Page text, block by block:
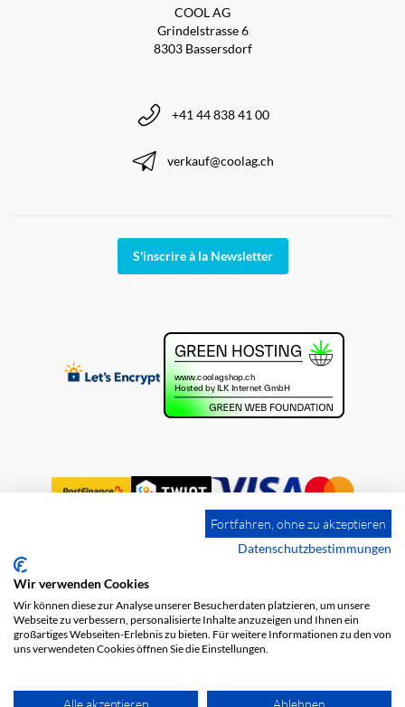
COOL AG
Grindelstrasse 6
8303 Bassersdorf
+41 44 838 41 00
verkauf@coolag.ch
S'inscrire à la Newsletter
Impression
Protection des données
Fortfahren, ohne zu akzeptieren
Datenschutzbestimmungen
Wir verwenden Cookies
Wir können diese zur Analyse unserer Besucherdaten platzieren, um unsere
Webseite zu verbessern, personalisierte Inhalte anzuzeigen und Ihnen ein
großartiges Webseiten-Erlebnis zu bieten. Für weitere Informationen zu den von
uns verwendeten Cookies öffnen Sie die Einstellungen.
Alle akzeptieren Ablehnen